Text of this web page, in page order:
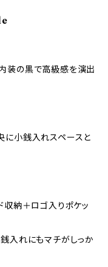
装の黒で高級感を演出
に小銭入れスペースと
収納＋ロゴ入りポケッ
入れにもマチがしっか